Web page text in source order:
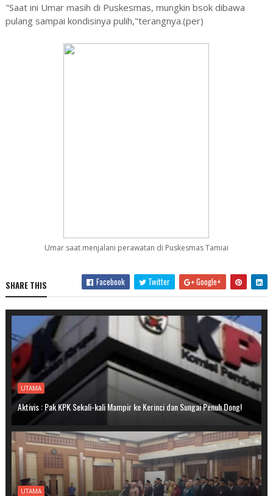
"Saat ini Umar masih di Puskesmas, mungkin bsok dibawa
pulang sampai kondisinya pulih,"terangnya.(per)
Umar saat menjalani perawatan di Puskesmas Tamiai
SHARE THIS Facebook Twitter Google+
UTAMA
Aktivis : Pak KPK Sekali-kali Mampir ke Kerinci dan Sungai Penuh Dong!
UTAMA